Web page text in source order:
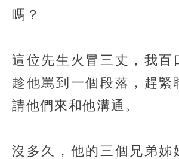
嗎？」
這位先生火冒三丈，我百
趁他罵到一個段落，趕緊
請他們來和他溝通。
沒多久，他的三個兄弟姊